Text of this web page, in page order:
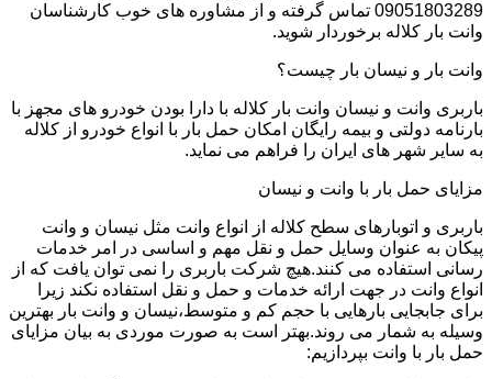
09051803289 تماس گرفته و از مشاوره های خوب کارشناسان
وانت بار کلاله برخوردار شوید.
وانت بار و نیسان بار چیست؟
باربری وانت و نیسان وانت بار کلاله با دارا بودن خودرو های مجهز با
بارنامه دولتی و بیمه رایگان امکان حمل بار با انواع خودرو از کلاله
به سایر شهر های ایران را فراهم می نماید.
مزایای حمل بار با وانت و نیسان
باربری و اتوبارهای سطح کلاله از انواع وانت مثل نیسان و وانت
پیکان به عنوان وسایل حمل و نقل مهم و اساسی در امر خدمات
رسانی استفاده می کنند.هیچ شرکت باربری را نمی توان یافت که از
انواع وانت در جهت ارائه خدمات و حمل و نقل استفاده نکند زیرا
برای جابجایی بارهایی با حجم کم و متوسط،نیسان و وانت بار بهترین
وسیله به شمار می روند.بهتر است به صورت موردی به بیان مزایای
حمل بار با وانت بپردازیم: